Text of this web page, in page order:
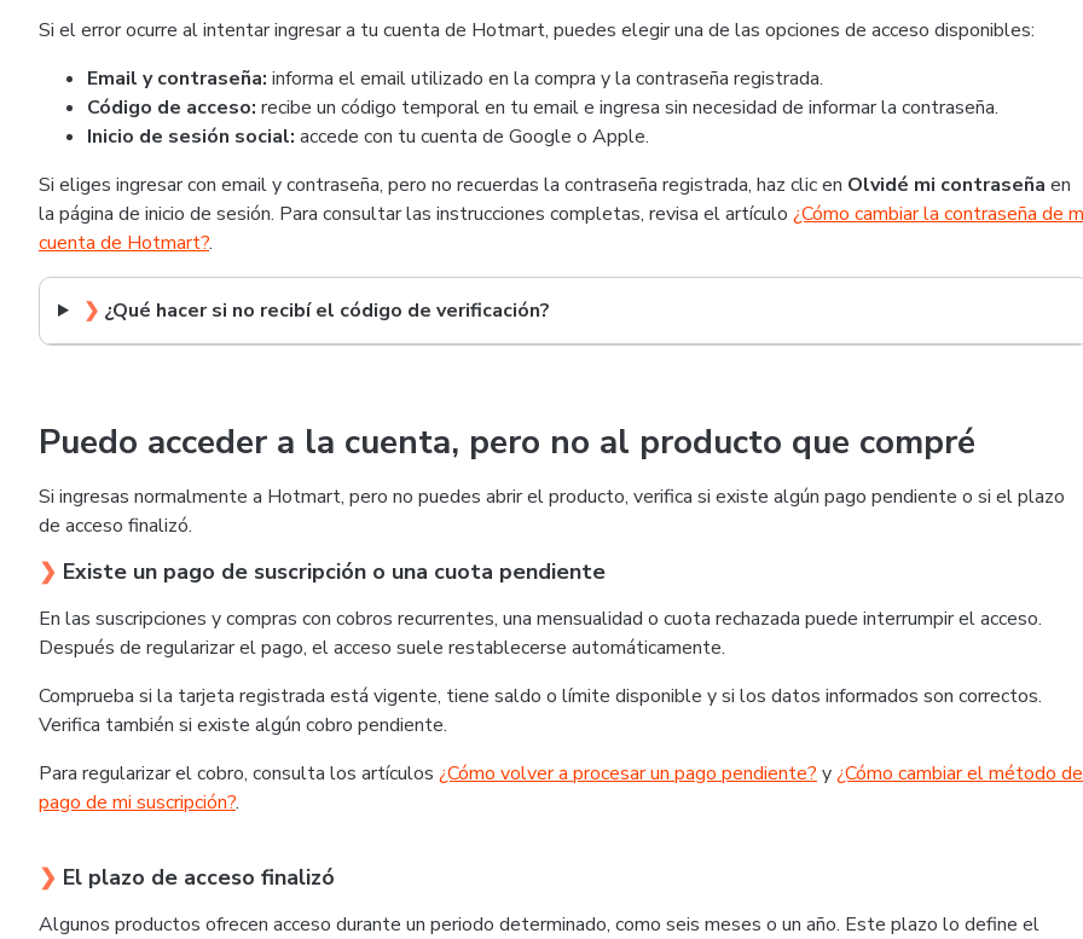
Si el error ocurre al intentar ingresar a tu cuenta de Hotmart, puedes elegir una de las opciones de acceso disponibles:
Email y contraseña: informa el email utilizado en la compra y la contraseña registrada.
Código de acceso: recibe un código temporal en tu email e ingresa sin necesidad de informar la contraseña.
Inicio de sesión social: accede con tu cuenta de Google o Apple.
Si eliges ingresar con email y contraseña, pero no recuerdas la contraseña registrada, haz clic en Olvidé mi contraseña en
la página de inicio de sesión. Para consultar las instrucciones completas, revisa el artículo ¿Cómo cambiar la contraseña de
cuenta de Hotmart?.
❯ ¿Qué hacer si no recibí el código de verificación?
Puedo acceder a la cuenta, pero no al producto que compré
Si ingresas normalmente a Hotmart, pero no puedes abrir el producto, verifica si existe algún pago pendiente o si el plazo
de acceso finalizó.
❯ Existe un pago de suscripción o una cuota pendiente
En las suscripciones y compras con cobros recurrentes, una mensualidad o cuota rechazada puede interrumpir el acceso.
Después de regularizar el pago, el acceso suele restablecerse automáticamente.
Comprueba si la tarjeta registrada está vigente, tiene saldo o límite disponible y si los datos informados son correctos.
Verifica también si existe algún cobro pendiente.
Para regularizar el cobro, consulta los artículos ¿Cómo volver a procesar un pago pendiente? y¿Cómo cambiar el método de
pago de mi suscripción?.
❯ El plazo de acceso finalizó
Algunos productos ofrecen acceso durante un periodo determinado, como seis meses o un año. Este plazo lo define el